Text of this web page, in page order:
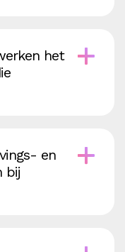
het
en
bij